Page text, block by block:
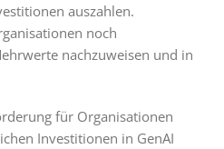
auszahlen.
noch
nachzuweisen und in
für Organisationen
Investitionen in GenAI